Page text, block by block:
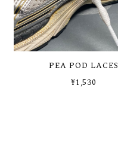
PEA POD LACES
¥1,530